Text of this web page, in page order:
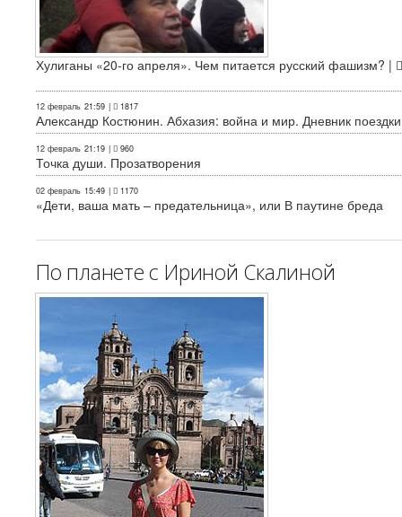
Хулиганы «20-го апреля». Чем питается русский фашизм? |
12 февраль 21:59 | 1817
Александр Костюнин. Абхазия: война и мир. Дневник поездки
12 февраль 21:19 | 960
Точка души. Прозатворения
02 февраль 15:49 | 1170
«Дети, ваша мать – предательница», или В паутине бреда
По планете с Ириной Скалиной